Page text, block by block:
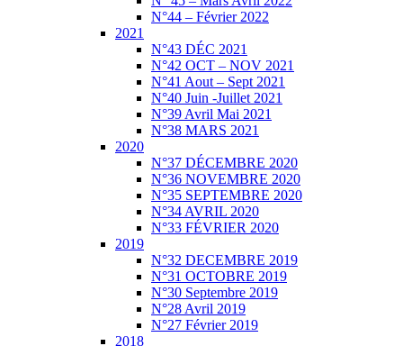
N°44 – Février 2022
2021
N°43 DÉC 2021
N°42 OCT – NOV 2021
N°41 Aout – Sept 2021
N°40 Juin -Juillet 2021
N°39 Avril Mai 2021
N°38 MARS 2021
2020
N°37 DÉCEMBRE 2020
N°36 NOVEMBRE 2020
N°35 SEPTEMBRE 2020
N°34 AVRIL 2020
N°33 FÉVRIER 2020
2019
N°32 DECEMBRE 2019
N°31 OCTOBRE 2019
N°30 Septembre 2019
N°28 Avril 2019
N°27 Février 2019
2018